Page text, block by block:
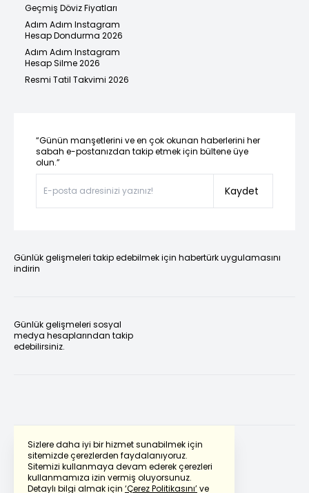
Sizlere daha iyi bir hizmet sunabilmek için
sitemizde çerezlerden faydalanıyoruz.
Sitemizi kullanmaya devam ederek çerezleri
kullanmamıza izin vermiş oluyorsunuz.
Detaylı bilgi almak için ‘Çerez Politikasını’ve
Geçmiş Döviz Fiyatları
Adım Adım Instagram
Hesap Dondurma 2026
Adım Adım Instagram
Hesap Silme 2026
Resmi Tatil Takvimi 2026
“Günün manşetlerini ve en çok okunan haberlerini her
sabah e-postanızdan takip etmek için bültene üye
olun.”
Kaydet
Günlük gelişmeleri takip edebilmek için habertürk uygulamasını
indirin
Günlük gelişmeleri sosyal
medya hesaplarından takip
edebilirsiniz.
Powered by Translate